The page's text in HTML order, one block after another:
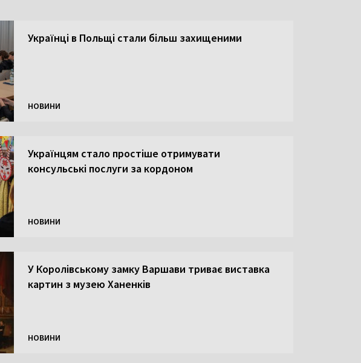
Українці в Польщі стали більш захищеними
НОВИНИ
Українцям стало простіше отримувати
консульські послуги за кордоном
НОВИНИ
У Королівському замку Варшави триває виставка
картин з музею Ханенків
НОВИНИ